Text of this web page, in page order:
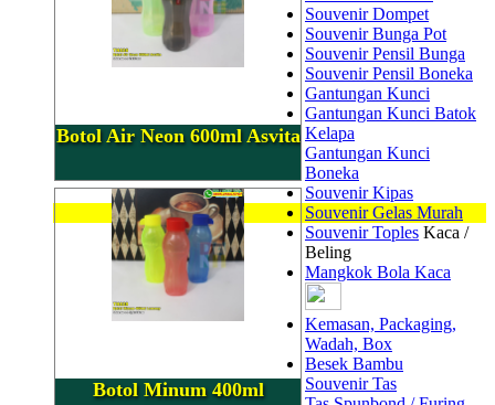
Botol Air Neon 600ml Asvita
Botol Minum 400ml
Souvenir Dompet
Souvenir Bunga Pot
Souvenir Pensil Bunga
Souvenir Pensil Boneka
Gantungan Kunci
Gantungan Kunci Batok
Kelapa
Gantungan Kunci
Boneka
Souvenir Kipas
Souvenir Gelas Murah
Souvenir Toples Kaca /
Beling
Mangkok Bola Kaca
Kemasan, Packaging,
Wadah, Box
Besek Bambu
Souvenir Tas